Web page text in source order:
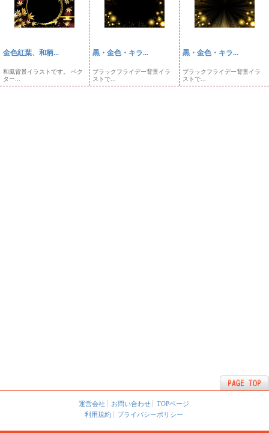
金色紅葉、和柄...
和風背景イラストです。 ベク
ター...
黒・金色・キラ...
ブラックフライデー背景イラ
ストで...
黒・金色・キラ...
ブラックフライデー背景イラ
ストで...
運営会社 お問い合わせ
TOPページ
利用規約
プライバシーポリシー